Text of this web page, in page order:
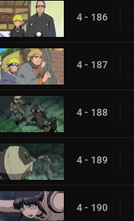
4 - 186
4 - 187
4 - 188
4 - 189
4 - 190